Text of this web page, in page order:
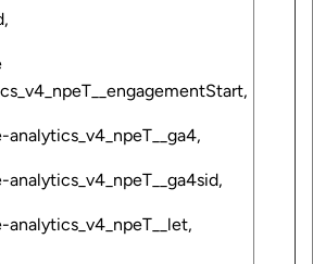
analytics_v4_npeT__ga4,
analytics_v4_npeT__ga4sid,
analytics_v4_npeT__let,